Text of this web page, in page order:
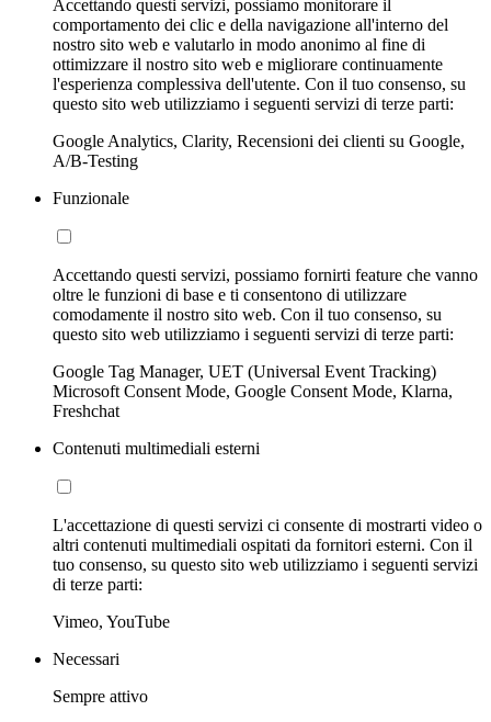
Accettando questi servizi, possiamo monitorare il
comportamento dei clic e della navigazione all'interno del
nostro sito web e valutarlo in modo anonimo al fine di
ottimizzare il nostro sito web e migliorare continuamente
l'esperienza complessiva dell'utente. Con il tuo consenso, su
questo sito web utilizziamo i seguenti servizi di terze parti:
Google Analytics, Clarity, Recensioni dei clienti su Google,
A/B-Testing
Funzionale
Accettando questi servizi, possiamo fornirti feature che vanno
oltre le funzioni di base e ti consentono di utilizzare
comodamente il nostro sito web. Con il tuo consenso, su
questo sito web utilizziamo i seguenti servizi di terze parti:
Google Tag Manager, UET (Universal Event Tracking)
Microsoft Consent Mode, Google Consent Mode, Klarna,
Freshchat
Contenuti multimediali esterni
L'accettazione di questi servizi ci consente di mostrarti video o
altri contenuti multimediali ospitati da fornitori esterni. Con il
tuo consenso, su questo sito web utilizziamo i seguenti servizi
di terze parti:
Vimeo, YouTube
Necessari
Sempre attivo